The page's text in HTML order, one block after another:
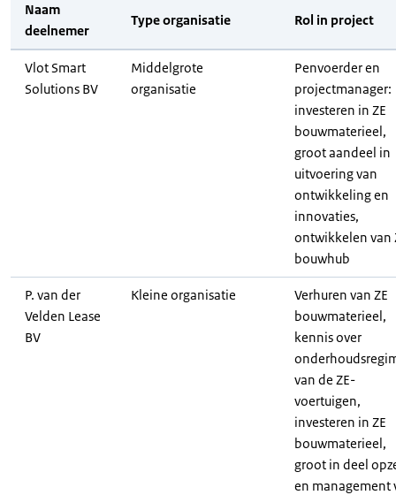
Naam
deelnemer
Type organisatie Rol in project
Vlot Smart
Solutions BV
Middelgrote
organisatie
Penvoerder en
projectmanager:
investeren in ZE
bouwmaterieel,
groot aandeel in
uitvoering van
ontwikkeling en
innovaties,
ontwikkelen van
bouwhub
P. van der
Velden Lease
BV
Kleine organisatie
Verhuren van ZE
bouwmaterieel,
kennis over
van de ZE-
voertuigen,
investeren in ZE
bouwmaterieel,
groot in deel
en management